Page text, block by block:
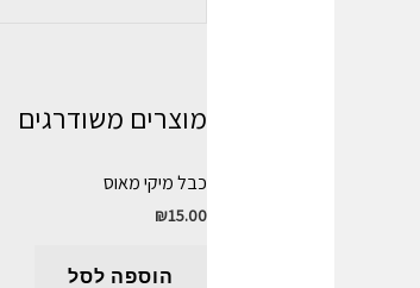
מוצרים משודרגים
כבל מיקי מאוס
₪15.00
הוספה לסל